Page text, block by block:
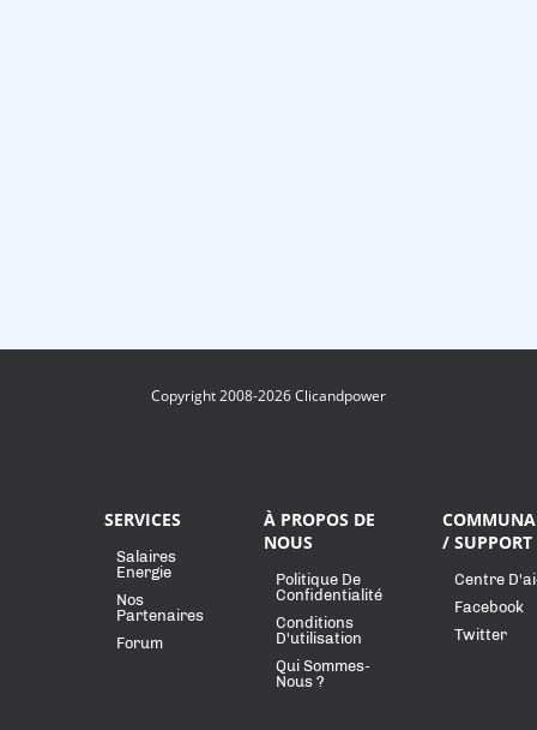
Copyright 2008-2026 Clicandpower
SERVICES
Salaires
Energie
Nos
Partenaires
Forum
À PROPOS DE
NOUS
Politique De
Confidentialité
Conditions
D'utilisation
Qui Sommes-
Nous ?
/ SUPPORT
Centre
Facebook
Twitter